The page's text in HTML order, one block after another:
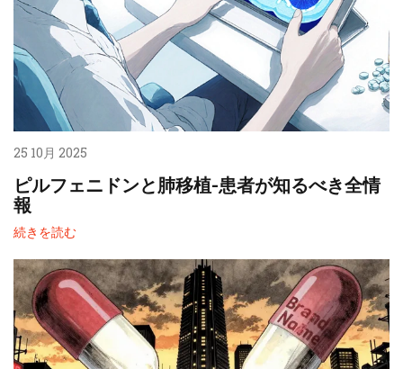
25 10月 2025
ピルフェニドンと肺移植-患者が知るべき全情
報
続きを読む